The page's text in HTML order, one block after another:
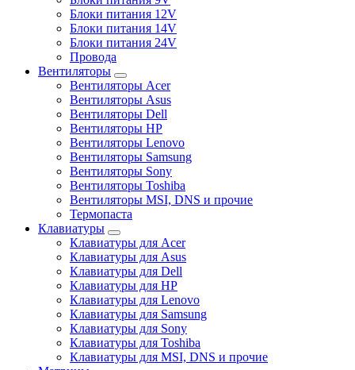
Блоки питания 12V
Блоки питания 14V
Блоки питания 24V
Провода
Вентиляторы
Вентиляторы Acer
Вентиляторы Asus
Вентиляторы Dell
Вентиляторы HP
Вентиляторы Lenovo
Вентиляторы Samsung
Вентиляторы Sony
Вентиляторы Toshiba
Вентиляторы MSI, DNS и прочие
Термопаста
Клавиатуры
Клавиатуры для Acer
Клавиатуры для Asus
Клавиатуры для Dell
Клавиатуры для HP
Клавиатуры для Lenovo
Клавиатуры для Samsung
Клавиатуры для Sony
Клавиатуры для Toshiba
Клавиатуры для MSI, DNS и прочие